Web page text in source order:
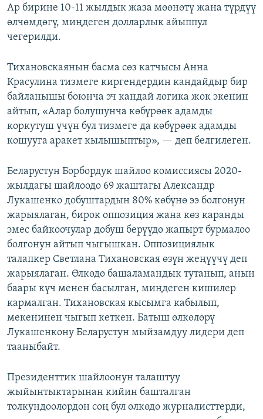
Ар бирине 10-11 жылдык жаза мөөнөтү жана түрдүү
өлчөмдөгү, миңдеген долларлык айыппул
чегерилди.
Тихановскаянын басма сөз катчысы Анна
Красулина тизмеге киргендердин кандайдыр бир
байланышы боюнча эч кандай логика жок экенин
айтып, «Алар болушунча көбүрөөк адамды
коркутуш үчүн бул тизмеге да көбүрөөк адамды
кошууга аракет кылышыптыр», — деп белгилеген.
Беларустун Борбордук шайлоо комиссиясы 2020-
жылдагы шайлоодо 69 жаштагы Александр
Лукашенко добуштардын 80% көбүнө ээ болгонун
жарыялаган, бирок оппозиция жана көз каранды
эмес байкоочулар добуш берүүдө жапырт бурмалоо
болгонун айтып чыгышкан. Оппозициялык
талапкер Светлана Тихановская өзүн жеңүүчү деп
жарыялаган. Өлкөдө башаламандык тутанып, анын
баары күч менен басылган, миңдеген кишилер
кармалган. Тихановская кысымга кабылып,
мекенинен чыгып кеткен. Батыш өлкөлөрү
Лукашенкону Беларустун мыйзамдуу лидери деп
тааныбайт.
Президенттик шайлоонун талаштуу
жыйынтыктарынан кийин башталган
толкундоолордон соң бул өлкөдө журналисттерди,